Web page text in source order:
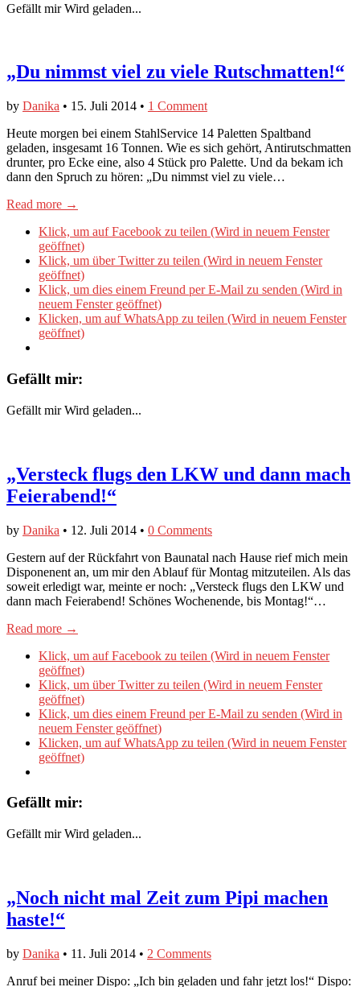
Gefällt mir Wird geladen...
„Du nimmst viel zu viele Rutschmatten!“
by Danika • 15. Juli 2014 • 1 Comment
Heute morgen bei einem StahlService 14 Paletten Spaltband
geladen, insgesamt 16 Tonnen. Wie es sich gehört, Antirutschmatten
drunter, pro Ecke eine, also 4 Stück pro Palette. Und da bekam ich
dann den Spruch zu hören: „Du nimmst viel zu viele…
Read more →
Klick, um auf Facebook zu teilen (Wird in neuem Fenster
geöffnet)
Klick, um über Twitter zu teilen (Wird in neuem Fenster
geöffnet)
Klick, um dies einem Freund per E-Mail zu senden (Wird in
neuem Fenster geöffnet)
Klicken, um auf WhatsApp zu teilen (Wird in neuem Fenster
geöffnet)
Gefällt mir:
Gefällt mir Wird geladen...
„Versteck flugs den LKW und dann mach
Feierabend!“
by Danika • 12. Juli 2014 • 0 Comments
Gestern auf der Rückfahrt von Baunatal nach Hause rief mich mein
Disponenent an, um mir den Ablauf für Montag mitzuteilen. Als das
soweit erledigt war, meinte er noch: „Versteck flugs den LKW und
dann mach Feierabend! Schönes Wochenende, bis Montag!“…
Read more →
Klick, um auf Facebook zu teilen (Wird in neuem Fenster
geöffnet)
Klick, um über Twitter zu teilen (Wird in neuem Fenster
geöffnet)
Klick, um dies einem Freund per E-Mail zu senden (Wird in
neuem Fenster geöffnet)
Klicken, um auf WhatsApp zu teilen (Wird in neuem Fenster
geöffnet)
Gefällt mir:
Gefällt mir Wird geladen...
„Noch nicht mal Zeit zum Pipi machen
haste!“
by Danika • 11. Juli 2014 • 2 Comments
Anruf bei meiner Dispo: „Ich bin geladen und fahr jetzt los!“ Dispo: